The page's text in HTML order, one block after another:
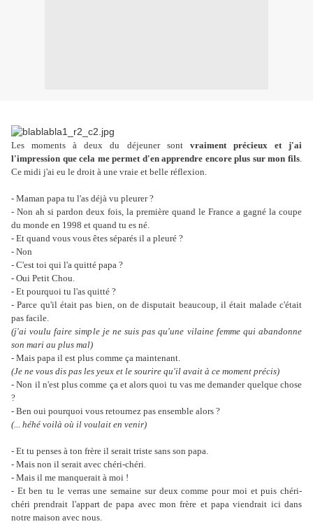
Les moments à deux du déjeuner sont vraiment précieux et j'ai
l'impression que cela me permet d'en apprendre encore plus sur mon fils.
Ce midi j'ai eu le droit à une vraie et belle réflexion.
- Maman papa tu l'as déjà vu pleurer ?
- Non ah si pardon deux fois, la première quand le France a gagné la coupe
du monde en 1998 et quand tu es né.
- Et quand vous vous êtes séparés il a pleuré ?
- Non
- C'est toi qui l'a quitté papa ?
- Oui Petit Chou.
- Et pourquoi tu l'as quitté ?
- Parce qu'il était pas bien, on de disputait beaucoup, il était malade c'était
pas facile.
(j'ai voulu faire simple je ne suis pas qu'une vilaine femme qui abandonne
son mari au plus mal)
- Mais papa il est plus comme ça maintenant.
(Je ne vous dis pas les yeux et le sourire qu'il avait à ce moment précis)
- Non il n'est plus comme ça et alors quoi tu vas me demander quelque chose
?
- Ben oui pourquoi vous retournez pas ensemble alors ?
(... héhé voilà où il voulait en venir)
- Et tu penses à ton frère il serait triste sans son papa.
- Mais non il serait avec chéri-chéri.
- Mais il me manquerait à moi !
- Et ben tu le verras une semaine sur deux comme pour moi et puis chéri-
chéri prendrait l'appart de papa avec mon frère et papa viendrait ici dans
notre maison avec nous.